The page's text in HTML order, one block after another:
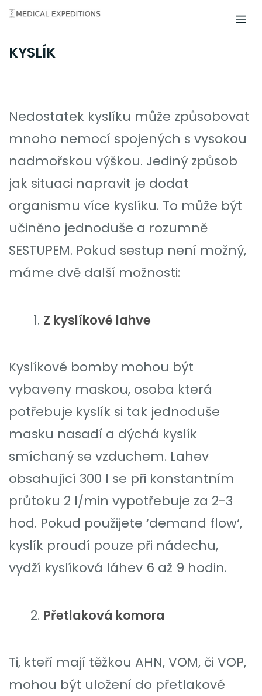
Skip
content
KYSLÍK
Nedostatek kyslíku může způsobovat
mnoho nemocí spojených s vysokou
nadmořskou výškou. Jediný způsob
jak situaci napravit je dodat
organismu více kyslíku. To může být
učiněno jednoduše a rozumně
SESTUPEM. Pokud sestup není možný,
máme dvě další možnosti:
Z kyslíkové lahve
Kyslíkové bomby mohou být
vybaveny maskou, osoba která
potřebuje kyslík si tak jednoduše
masku nasadí a dýchá kyslík
smíchaný se vzduchem. Lahev
obsahující 300 l se při konstantním
průtoku 2 l/min vypotřebuje za 2-3
hod. Pokud použijete ‘demand flow‘,
kyslík proudí pouze při nádechu,
vydží kyslíková láhev 6 až 9 hodin.
Přetlaková komora
Ti, kteří mají těžkou AHN, VOM, či VOP,
mohou být uložení do přetlakové